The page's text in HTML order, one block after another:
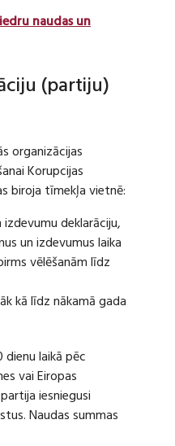
naudas un
(partiju)
organizācijas
Korupcijas
biroja tīmekļa vietnē:
deklarāciju,
un izdevumus laika
vēlēšanām līdz
kā līdz nākamā gada
dienu laikā pēc
vai Eiropas
iesniegusi
Naudas summas